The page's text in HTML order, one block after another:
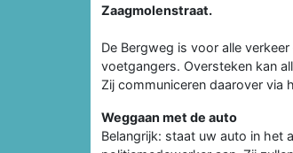
Zaagmolenstraat.
De Bergweg is voor alle
voetgangers. Oversteken kan
Zij communiceren daarover via
Weggaan met de auto
Belangrijk: staat uw auto in het